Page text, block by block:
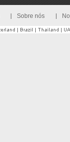
Sobre nós